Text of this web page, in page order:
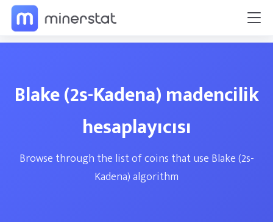
Blake (2s-Kadena) madencilik
hesaplayıcısı
Browse through the list of coins that use Blake (2s-
Kadena) algorithm